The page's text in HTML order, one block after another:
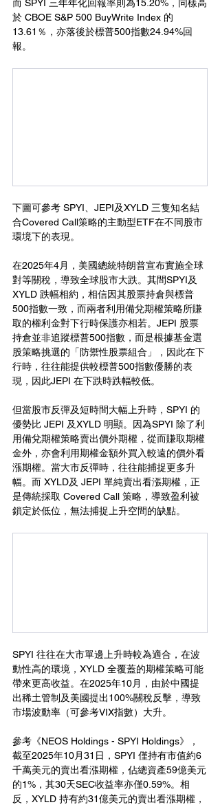
而 SPYI 三年年化回報率則為15.20%，同樣高
於 CBOE S&P 500 BuyWrite Index 的
13.61％，亦落後於標普500指數24.94%回
報。
下圖可參考 SPYI、JEPI及XYLD 三隻知名結
合Covered Call策略的主動型ETF在不同股市
環境下的表現。
在2025年4月，美國總統特朗普宣布實施全球
對等關稅，導致全球股市大跌。其間SPYI及
XYLD 跌幅相約，相信因其股票持倉與標普
500指數一致，而兩者利用備兌期權策略所賺
取的權利金對下行時保護亦相若。JEPI 股票
持倉並非追蹤標普500指數，而是根據基金選
股策略挑選的「防禦性股票組合」，因此在下
行時，往往能提供較標普500指數優勝的表
現，因此JEPI 在下跌時跌幅較低。
但當股市反彈及短時間大幅上升時，SPYI 的
優勢比 JEPI 及XYLD 明顯。因為SPYI 除了利
用備兌期權策略賣出價外期權，從而賺取期權
金外，亦會利用期權金額外買入較遠的價外看
漲期權。當大市反彈時，往往能捕捉更多升
幅。而 XYLD及 JEPI 單純賣出看漲期權，正
是傳統採取 Covered Call 策略，導致盈利被
鎖定於低位，無法捕捉上升空間的缺點。
SPYI 往往在大市單邊上升時較為適合，在波
動性高的環境，XYLD 全覆蓋的期權策略可能
帶來更高收益。在2025年10月，由於中國提
出稀土管制及美國提出100%關稅反擊，導致
市場波動率（可參考VIX指數）大升。
參考《NEOS Holdings - SPYI Holdings》，
截至2025年10月31日，SPYI 僅持有市值約6
千萬美元的賣出看漲期權，佔總資產59億美元
的1%，其30天SEC收益率亦僅0.59%。相
反，XYLD 持有約31億美元的賣出看漲期權，